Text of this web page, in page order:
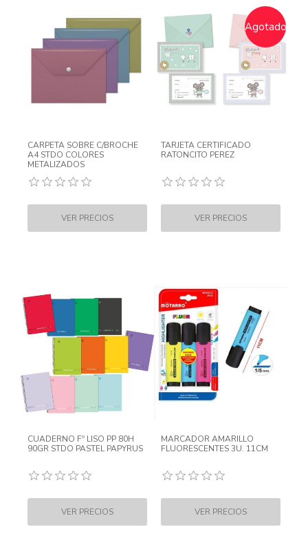
CARPETA SOBRE C/BROCHE
A4 STDO COLORES
METALIZADOS
Agotado
TARJETA CERTIFICADO
RATONCITO PEREZ
CUADERNO Fº LISO PP 80H
90GR STDO PASTEL PAPYRUS
MARCADOR AMARILLO
FLUORESCENTES 3U. 11CM